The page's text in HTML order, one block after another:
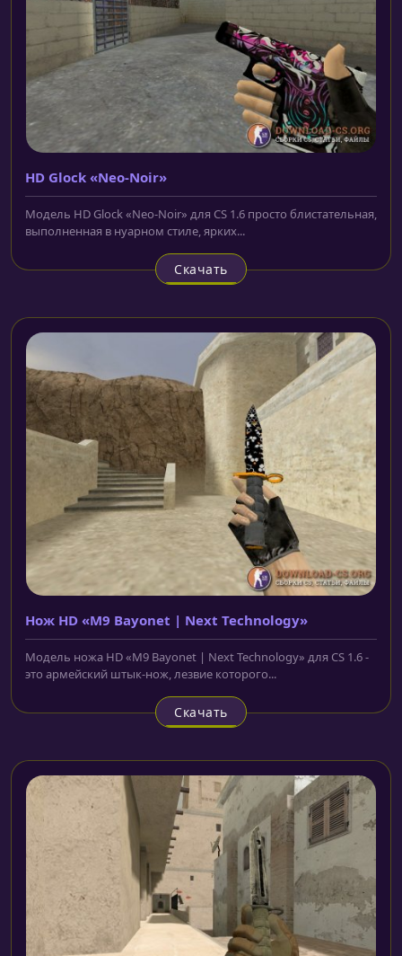
HD Glock «Neo-Noir»
Модель HD Glock «Neo-Noir» для CS 1.6 просто блистательная,
выполненная в нуарном стиле, ярких...
Скачать
Нож HD «M9 Bayonet | Next Technology»
Модель ножа HD «M9 Bayonet | Next Technology» для CS 1.6 -
это армейский штык-нож, лезвие которого...
Скачать